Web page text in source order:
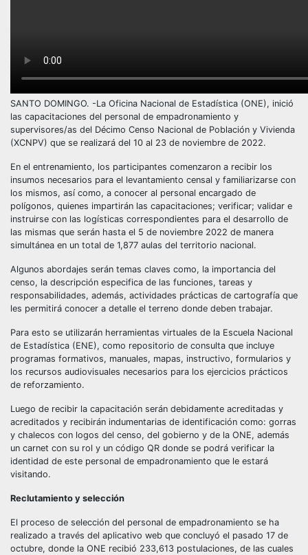
SANTO DOMINGO. -La Oficina Nacional de Estadística (ONE), inició
las capacitaciones del personal de empadronamiento y
supervisores/as del Décimo Censo Nacional de Población y Vivienda
(XCNPV) que se realizará del 10 al 23 de noviembre de 2022.
En el entrenamiento, los participantes comenzaron a recibir los
insumos necesarios para el levantamiento censal y familiarizarse con
los mismos, así como, a conocer al personal encargado de
polígonos, quienes impartirán las capacitaciones; verificar; validar e
instruirse con las logísticas correspondientes para el desarrollo de
las mismas que serán hasta el 5 de noviembre 2022 de manera
simultánea en un total de 1,877 aulas del territorio nacional.
Algunos abordajes serán temas claves como, la importancia del
censo, la descripción especifica de las funciones, tareas y
responsabilidades, además, actividades prácticas de cartografía que
les permitirá conocer a detalle el terreno donde deben trabajar.
Para esto se utilizarán herramientas virtuales de la Escuela Nacional
de Estadística (ENE), como repositorio de consulta que incluye
programas formativos, manuales, mapas, instructivo, formularios y
los recursos audiovisuales necesarios para los ejercicios prácticos
de reforzamiento.
Luego de recibir la capacitación serán debidamente acreditadas y
acreditados y recibirán indumentarias de identificación como: gorras
y chalecos con logos del censo, del gobierno y de la ONE, además
un carnet con su rol y un código QR donde se podrá verificar la
identidad de este personal de empadronamiento que le estará
visitando.
Reclutamiento y selección
El proceso de selección del personal de empadronamiento se ha
realizado a través del aplicativo web que concluyó el pasado 17 de
octubre, donde la ONE recibió 233,613 postulaciones, de las cuales